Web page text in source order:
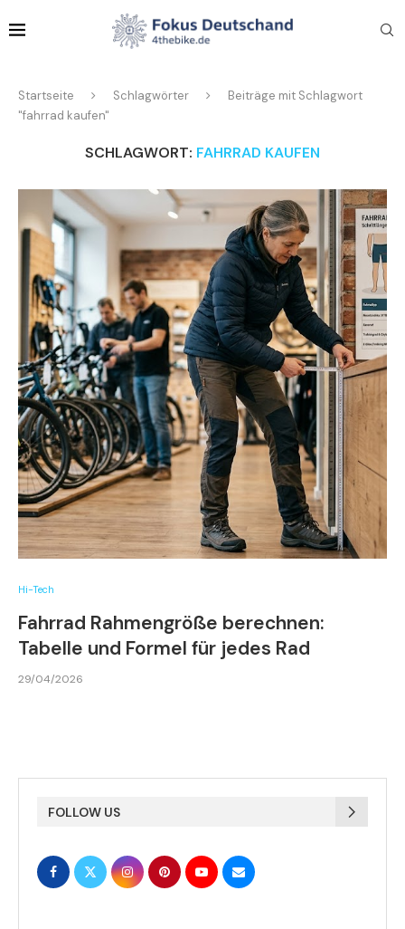
Startseite Schlagwörter
Beiträge mit Schlagwort
"fahrrad kaufen"
SCHLAGWORT: FAHRRAD KAUFEN
Hi-Tech
Fahrrad Rahmengröße berechnen:
Tabelle und Formel für jedes Rad
29/04/2026
FOLLOW US